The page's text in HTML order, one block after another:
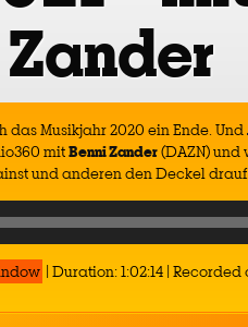
Zander
Musikjahr 2020 ein Ende. Und
mitBenni Zander(DAZN)
und anderen den Deckel
| Duration: 1:02:14 | Recorded